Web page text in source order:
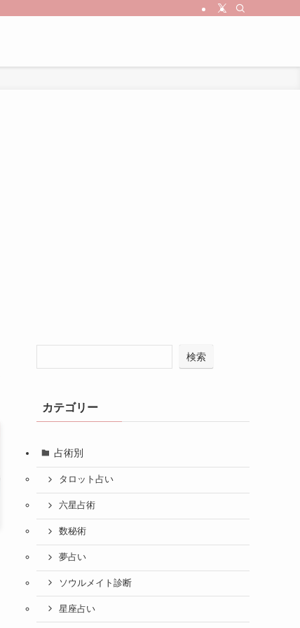
検索
カテゴリー
占術別
タロット占い
六星占術
数秘術
夢占い
ソウルメイト診断
星座占い